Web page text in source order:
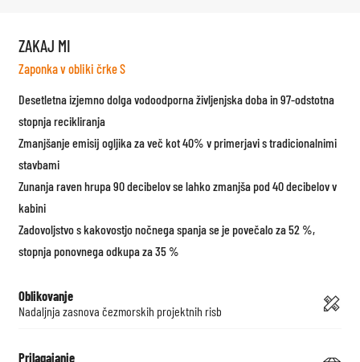
ZAKAJ MI
Zaponka v obliki črke S
Desetletna izjemno dolga vodoodporna življenjska doba in 97-odstotna
stopnja recikliranja
Zmanjšanje emisij ogljika za več kot 40% v primerjavi s tradicionalnimi
stavbami
Zunanja raven hrupa 90 decibelov se lahko zmanjša pod 40 decibelov v
kabini
Zadovoljstvo s kakovostjo nočnega spanja se je povečalo za 52 %,
stopnja ponovnega odkupa za 35 %
Oblikovanje
Nadaljnja zasnova čezmorskih projektnih risb
Prilagajanje